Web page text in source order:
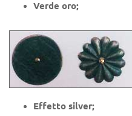
Verde oro;
Effetto silver;